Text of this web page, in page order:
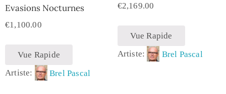
Evasions Nocturnes
€1,100.00
Vue Rapide
Artiste:
Brel Pascal
€2,169.00
Vue Rapide
Artiste:
Brel Pascal